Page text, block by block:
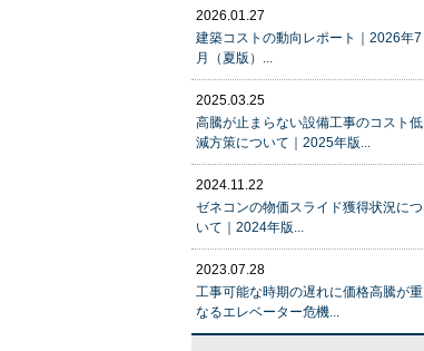
2026.01.27
建築コストの動向レポート｜2026年7
月（夏版）...
2025.03.25
高騰が止まらない設備工事のコスト低
減方策について｜2025年版...
2024.11.22
ゼネコンの物価スライド獲得状況につ
いて｜2024年版...
2023.07.28
工事可能な時期の遅れに価格高騰が重
なるエレベーター危機...